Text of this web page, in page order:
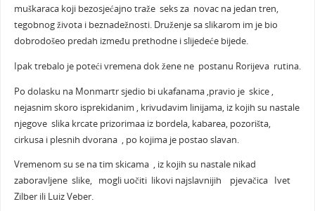
muškaraca koji bezosjećajno traže seks za novac na jedan tren,
tegobnog života i beznadežnosti. Druženje sa slikarom im je bio
dobrodošeo predah između prethodne i slijedeće bijede.
Ipak trebalo je poteći vremena dok žene ne postanu Rorijeva rutina.
Po dolasku na Monmartr sjedio bi ukafanama ,pravio je skice ,
nejasnim skoro isprekidanim , krivudavim linijama, iz kojih su nastale
njegove slika krcate prizorimaa iz bordela, kabarea, pozorišta,
cirkusa i plesnih dvorana , po kojima je postao slavan.
Vremenom su se na tim skicama , iz kojih su nastale nikad
zaboravljene slike, mogli uočiti likovi najslavnijih pjevačica Ivet
Zilber ili Luiz Veber.